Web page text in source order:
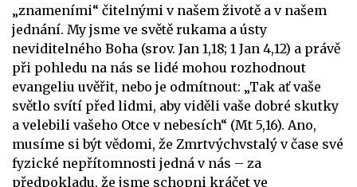
„znameními“ čitelnými v našem životě a v našem
jednání. My jsme ve světě rukama a ústy
neviditelného Boha (srov. Jan 1,18; 1 Jan 4,12) a právě
při pohledu na nás se lidé mohou rozhodnout
evangeliu uvěřit, nebo je odmítnout: „Tak ať vaše
světlo svítí před lidmi, aby viděli vaše dobré skutky
a velebili vašeho Otce v nebesích“ (Mt 5,16). Ano,
musíme si být vědomi, že Zmrtvýchvstalý v čase své
fyzické nepřítomnosti jedná v nás – za
předpokladu, že jsme schopni kráčet ve